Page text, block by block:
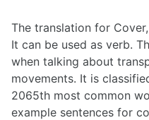
The translation for
It can be used as verb.
when talking about
movements. It is
2065th most common
example sentences for